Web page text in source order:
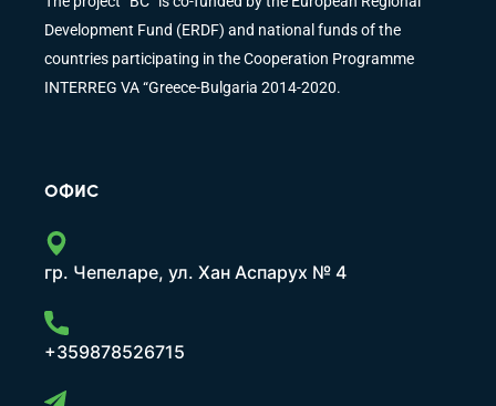
Development Fund (ERDF) and national funds of the
countries participating in the Cooperation Programme
INTERREG VA “Greece-Bulgaria 2014-2020.
ОФИС
гр. Чепеларе, ул. Хан Аспарух № 4
+359878526715